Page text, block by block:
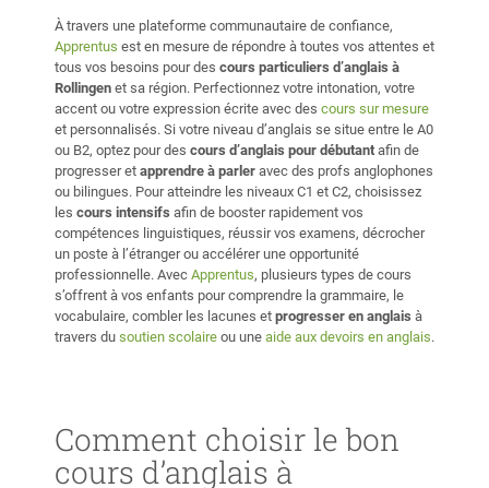
À travers une plateforme communautaire de confiance,
Apprentus est en mesure de répondre à toutes vos attentes et
tous vos besoins pour des cours particuliers d’anglais à
Rollingen et sa région. Perfectionnez votre intonation, votre
accent ou votre expression écrite avec des cours sur mesure
et personnalisés. Si votre niveau d’anglais se situe entre le A0
ou B2, optez pour des cours d’anglais pour débutant afin de
progresser et apprendre à parler avec des profs anglophones
ou bilingues. Pour atteindre les niveaux C1 et C2, choisissez
les cours intensifs afin de booster rapidement vos
compétences linguistiques, réussir vos examens, décrocher
un poste à l’étranger ou accélérer une opportunité
professionnelle. Avec Apprentus, plusieurs types de cours
s’offrent à vos enfants pour comprendre la grammaire, le
vocabulaire, combler les lacunes et progresser en anglais à
travers du soutien scolaire ou une aide aux devoirs en anglais.
Comment choisir le bon
cours d’anglais à